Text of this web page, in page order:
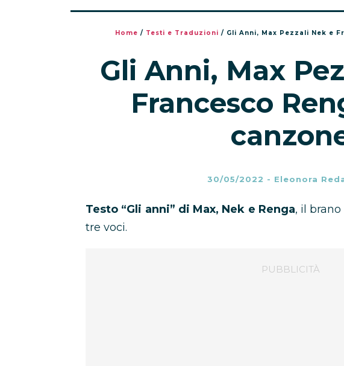
Home / Testi e Traduzioni / Gli Anni, Max Pezzali Nek e
Gli Anni, Max
Francesco
30/05/2022 - Eleonora
Testo “Gli anni” di Max, Nek e Renga, il
tre voci.